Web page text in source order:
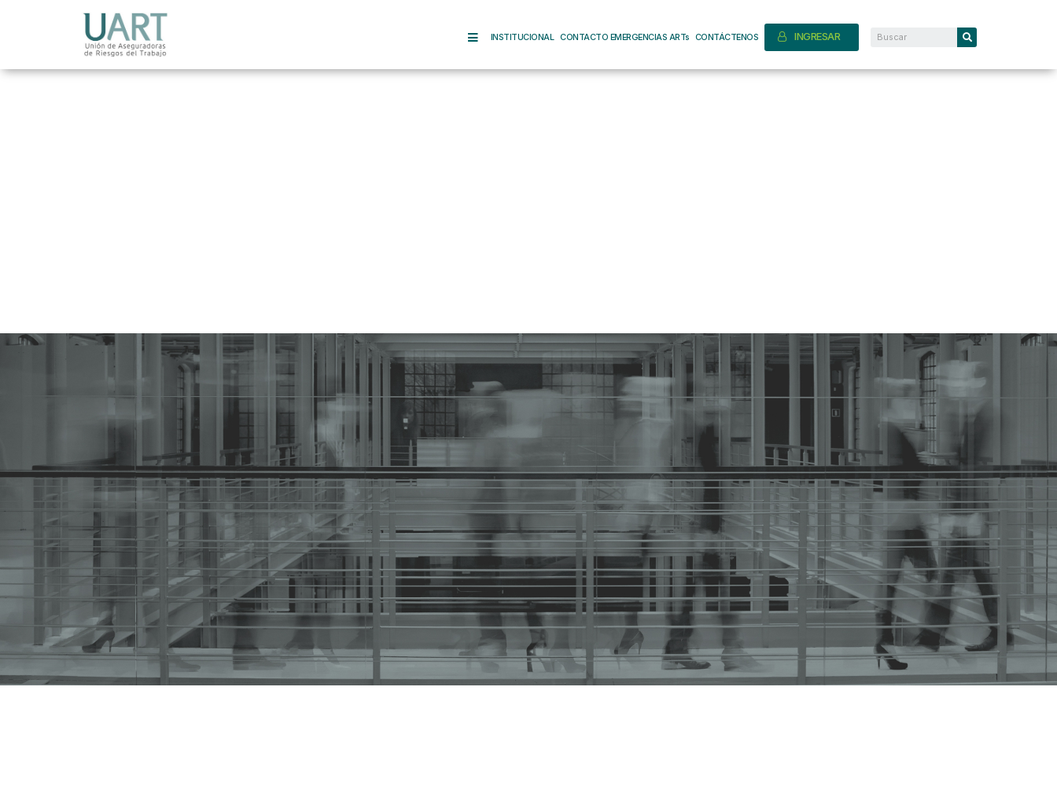
INSTITUCIONAL CONTACTO EMERGENCIAS ARTs CONTÁCTENOS INGRESAR